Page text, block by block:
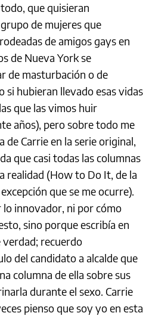
que quisieran
de mujeres que
de amigos gays en
de Nueva York se
de masturbación o de
si hubieran llevado esas vidas
que las vimos huir
años), pero sobre todo me
de Carrie en la serie original,
que casi todas las columnas
realidad (How to Do It, de la
que se me ocurre).
innovador, ni por cómo
sino porque escribía en
recuerdo
del candidato a alcalde que
columna de ella sobre sus
durante el sexo. Carrie
pienso que soy yo en esta